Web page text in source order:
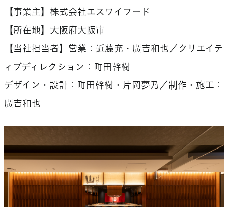
【事業主】株式会社エスワイフード
【所在地】大阪府大阪市
【当社担当者】営業：近藤充・廣吉和也／クリエイテ
ィブディレクション：町田幹樹
デザイン・設計：町田幹樹・片岡夢乃／制作・施工：
廣吉和也